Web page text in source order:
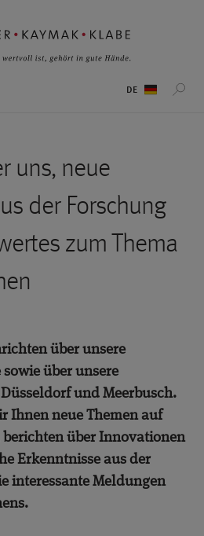
uns, neue
der Forschung
zum Thema
über unsere
über unsere
und Meerbusch.
Ihnen neue Themen auf
berichten über Innovationen
Erkenntnisse aus der
interessante Meldungen